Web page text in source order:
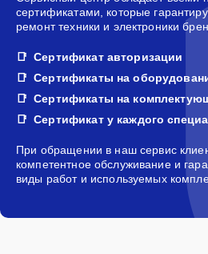
сертификатами, которые
ремонт техники и электроники
Сертификат авторизации
Сертификаты на
Сертификаты на
Сертификат у каждого
При обращении в наш сервис
компетентное обслуживание и
виды работ и используемых